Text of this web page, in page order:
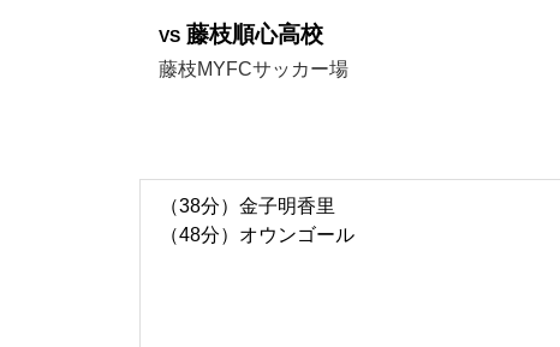
VS 藤枝順心高校
藤枝MYFCサッカー場
（38分）金子明香里
（48分）オウンゴール